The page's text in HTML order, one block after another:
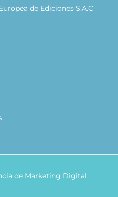
de Ediciones S.A.C
de Marketing Digital